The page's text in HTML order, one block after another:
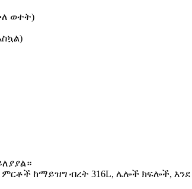
ወተት)
ከማይዝግ ብረት 316L, ሌሎች ክፍሎች,